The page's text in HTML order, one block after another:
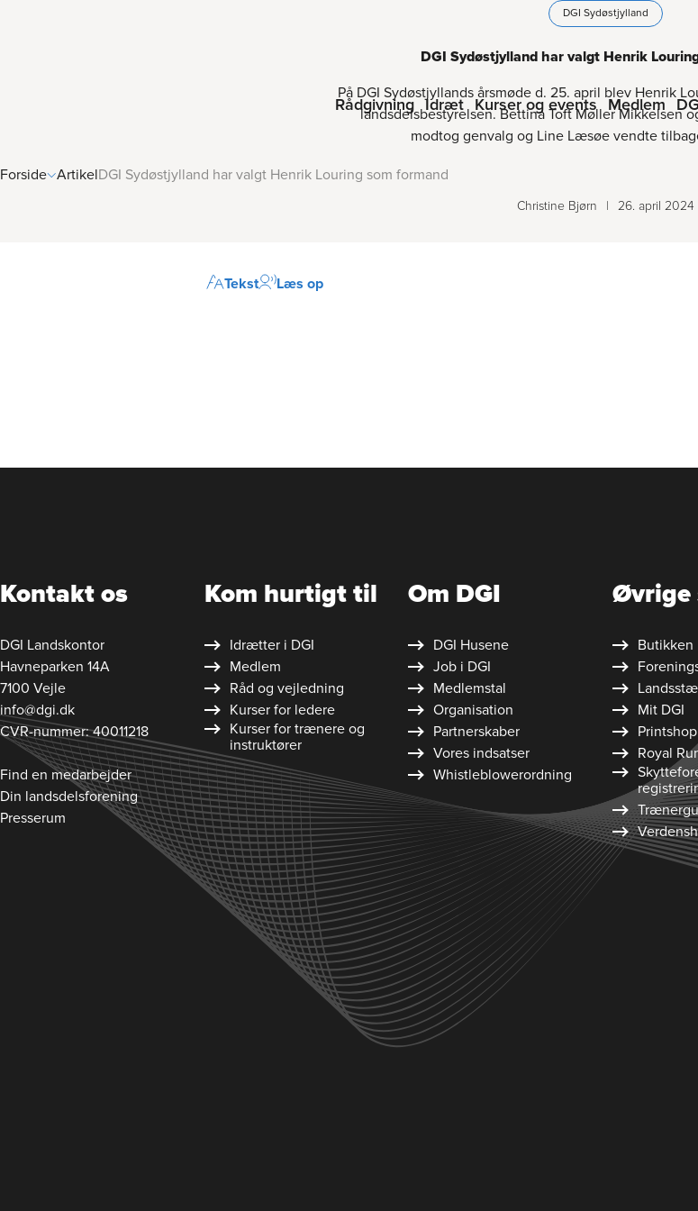
Rådgivning Idræt Kurser og events Medlem
Forside ArtikelDGI Sydøstjylland har valgt Henrik Louring som formand
DGI Sydøstjylland
DGI Sydøstjylland har valgt Henrik
På DGI Sydøstjyllands årsmøde d. 25. april blev Henrik
landsdelsbestyrelsen. Bettina Toft Møller Mikkelsen
modtog genvalg og Line Læsøe vendte
Christine Bjørn | 26. april 2024
Tekst Læs op
Kontakt os
DGI Landskontor
Havneparken 14A
7100 Vejle
info@dgi.dk
CVR-nummer: 40011218
Find en medarbejder
Din landsdelsforening
Presserum
Kom hurtigt til
Idrætter i DGI
Medlem
Råd og vejledning
Kurser for ledere
Kurser for trænere og
instruktører
Om DGI
DGI Husene
Job i DGI
Medlemstal
Organisation
Partnerskaber
Vores indsatser
Whistleblower­ordning
Øvrige
Butikken
Mit DGI
Printshop
Royal